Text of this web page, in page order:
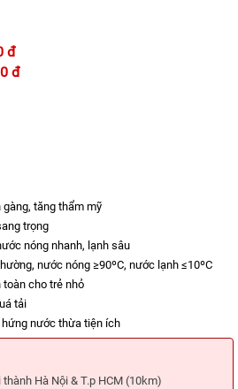
đ
đ
gàng, tăng thẩm mỹ
trọng
nóng nhanh, lạnh sâu
nước nóng ≥90ºC, nước lạnh ≤10ºC
toàn cho trẻ nhỏ
tải
nước thừa tiện ích
Hà Nội & T.p HCM (10km)